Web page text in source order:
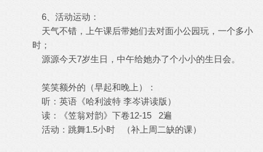
6、活动运动：
天气不错，上午课后带她们去对面小公园玩，一个多小
时；
源源今天7岁生日，中午给她办了个小小的生日会。
笑笑额外的（早起和晚上）：
听：英语《哈利波特 李岑讲读版）
读：《笠翁对韵》下卷12-15 2遍
活动：跳舞1.5小时 （补上周二缺的课）